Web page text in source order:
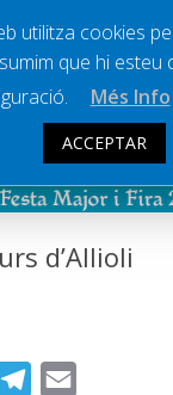
Calella
d’Allioli
WhatsAppTelegram
utilitza cookies
que hi
Més Info
ACCEPTAR